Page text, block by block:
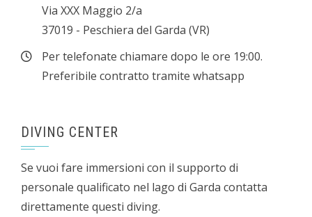
Via XXX Maggio 2/a
37019 - Peschiera del Garda (VR)
Per telefonate chiamare dopo le ore 19:00.
Preferibile contratto tramite whatsapp
DIVING CENTER
Se vuoi fare immersioni con il supporto di
personale qualificato nel lago di Garda contatta
direttamente questi diving.